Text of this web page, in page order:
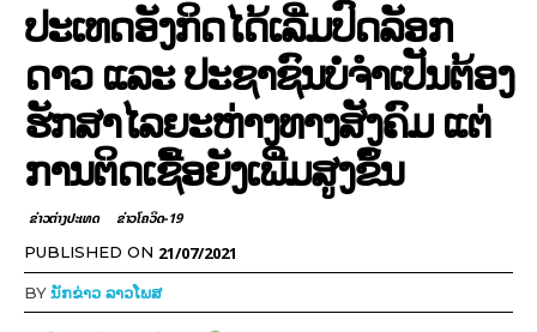
ປະເທດອັງກິດໄດ້ເລີ່ມປົດລັອກ
ດາວ ແລະ ປະຊາຊົນບໍ່ຈໍາເປັນຕ້ອງ
ຮັກສາໄລຍະຫ່າງທາງສັງຄົມ ແຕ່
ການຕິດເຊື້ອຍັງເພີ່ມສູງຂຶ້ນ
ຂ່າວຕ່າງປະເທດ ຂ່າວໂຄວິດ-19
PUBLISHED ON 21/07/2021
BYນັກຂ່າວ ລາວໂພສ